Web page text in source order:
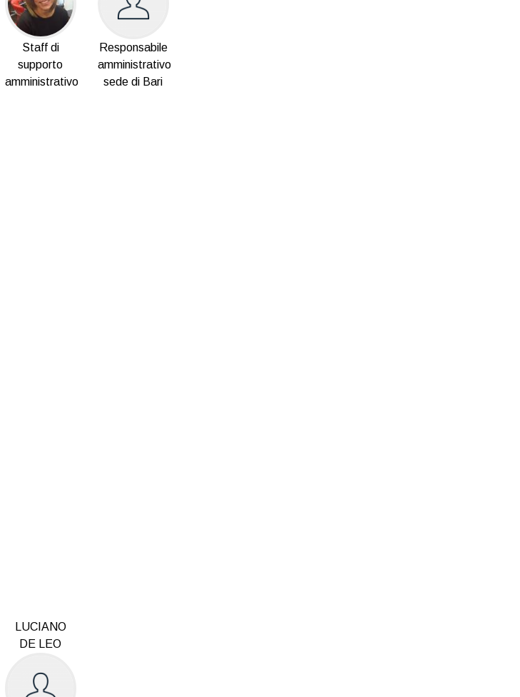
Staff di
supporto
amministrativo
Responsabile
amministrativo
sede di Bari
LUCIANO
DE LEO